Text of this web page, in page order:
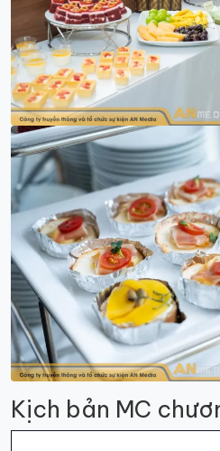
Kịch bản MC